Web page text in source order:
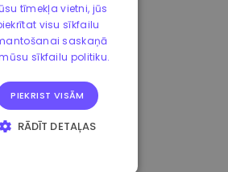
tīmekļa vietni, jūs
visu sīkfailu
saskaņā
sīkfailu politiku.
PIEKRIST VISĀM
RĀDĪT DETAĻAS